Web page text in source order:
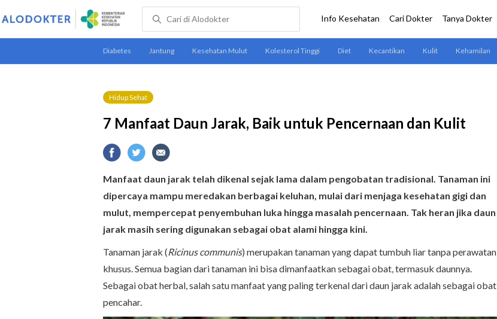
Hidup Sehat
7 Manfaat Daun Jarak, Baik untuk Pencernaan dan Kulit
Manfaat daun jarak telah dikenal sejak lama dalam pengobatan tradisional. Tanaman ini
dipercaya mampu meredakan berbagai keluhan, mulai dari menjaga kesehatan gigi dan
mulut, mempercepat penyembuhan luka hingga masalah pencernaan. Tak heran jika daun
jarak masih sering digunakan sebagai obat alami hingga kini.
Tanaman jarak (Ricinus communis) merupakan tanaman yang dapat tumbuh liar tanpa perawatan
khusus. Semua bagian dari tanaman ini bisa dimanfaatkan sebagai obat, termasuk daunnya.
Sebagai obat herbal, salah satu manfaat yang paling terkenal dari daun jarak adalah sebagai obat
pencahar.